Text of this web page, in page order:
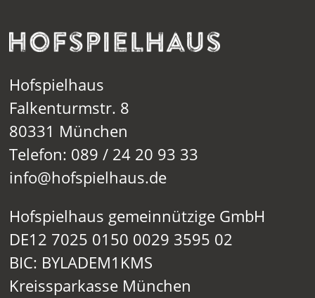
Hofspielhaus
Falkenturmstr. 8
80331 München
Telefon: 089 / 24 20 93 33
info@hofspielhaus.de
Hofspielhaus gemeinnützige GmbH
DE12 7025 0150 0029 3595 02
BIC: BYLADEM1KMS
Kreissparkasse München